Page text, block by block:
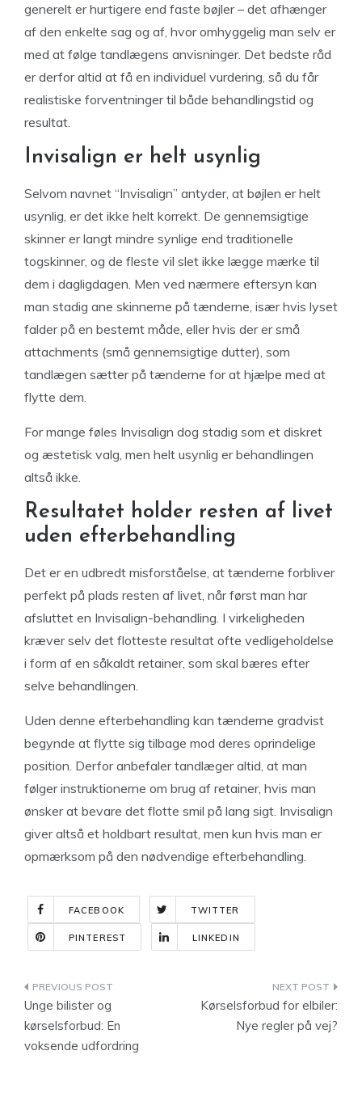
generelt er hurtigere end faste bøjler – det afhænger
af den enkelte sag og af, hvor omhyggelig man selv er
med at følge tandlægens anvisninger. Det bedste råd
er derfor altid at få en individuel vurdering, så du får
realistiske forventninger til både behandlingstid og
resultat.
Invisalign er helt usynlig
Selvom navnet “Invisalign” antyder, at bøjlen er helt
usynlig, er det ikke helt korrekt. De gennemsigtige
skinner er langt mindre synlige end traditionelle
togskinner, og de fleste vil slet ikke lægge mærke til
dem i dagligdagen. Men ved nærmere eftersyn kan
man stadig ane skinnerne på tænderne, især hvis lyset
falder på en bestemt måde, eller hvis der er små
attachments (små gennemsigtige dutter), som
tandlægen sætter på tænderne for at hjælpe med at
flytte dem.
For mange føles Invisalign dog stadig som et diskret
og æstetisk valg, men helt usynlig er behandlingen
altså ikke.
Resultatet holder resten af livet
uden efterbehandling
Det er en udbredt misforståelse, at tænderne forbliver
perfekt på plads resten af livet, når først man har
afsluttet en Invisalign-behandling. I virkeligheden
kræver selv det flotteste resultat ofte vedligeholdelse
i form af en såkaldt retainer, som skal bæres efter
selve behandlingen.
Uden denne efterbehandling kan tænderne gradvist
begynde at flytte sig tilbage mod deres oprindelige
position. Derfor anbefaler tandlæger altid, at man
følger instruktionerne om brug af retainer, hvis man
ønsker at bevare det flotte smil på lang sigt. Invisalign
giver altså et holdbart resultat, men kun hvis man er
opmærksom på den nødvendige efterbehandling.
FACEBOOK TWITTER
PINTEREST LINKEDIN
Indlægsnavigation
Unge bilister og
kørselsforbud: En
voksende udfordring
Kørselsforbud for elbiler:
Nye regler på vej?